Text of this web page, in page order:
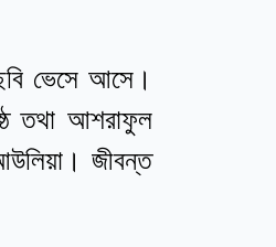
ভেসে আসে।
তথা আশরাফুল
জীবন্ত